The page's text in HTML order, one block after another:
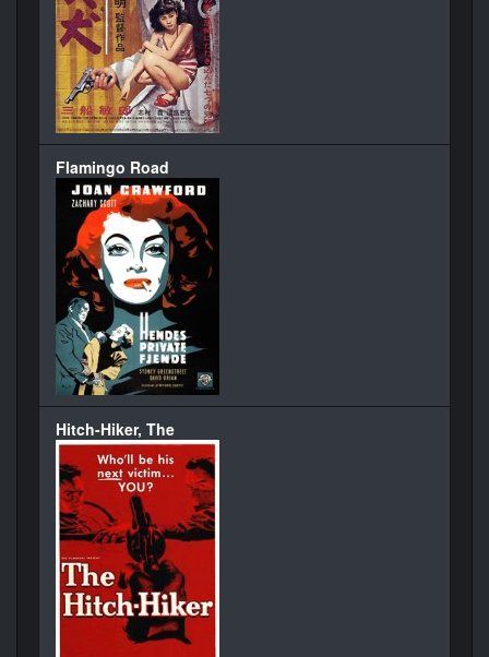
Flamingo Road
Hitch-Hiker, The